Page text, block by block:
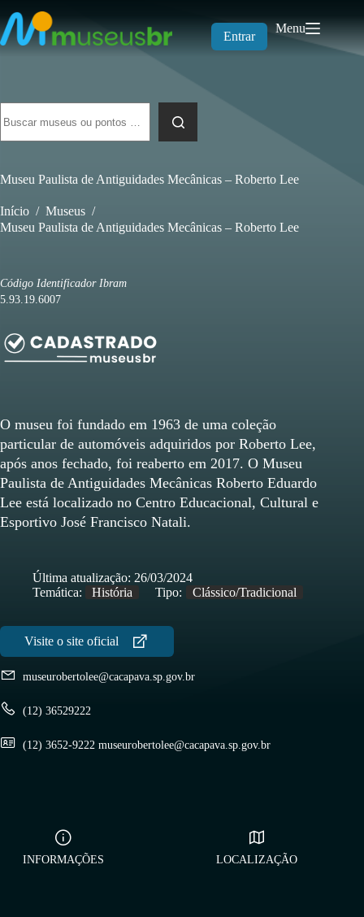
para
o
conteúdo
Entrar
Menu
resultados
Museu Paulista de Antiguidades Mecânicas – Roberto Lee
Início / Museus /
Museu Paulista de Antiguidades Mecânicas – Roberto Lee
Código Identificador Ibram
5.93.19.6007
museurobertolee@cacapava.sp.gov.br
(12) 36529222
(12) 3652-9222 museurobertolee@cacapava.sp.gov.br
O museu foi fundado em 1963 de uma coleção
particular de automóveis adquiridos por Roberto Lee,
após anos fechado, foi reaberto em 2017. O Museu
Paulista de Antiguidades Mecânicas Roberto Eduardo
Lee está localizado no Centro Educacional, Cultural e
Esportivo José Francisco Natali.
Última atualização: 26/03/2024
Temática:
História Tipo: Clássico/Tradicional
INFORMAÇÕES LOCALIZAÇÃO